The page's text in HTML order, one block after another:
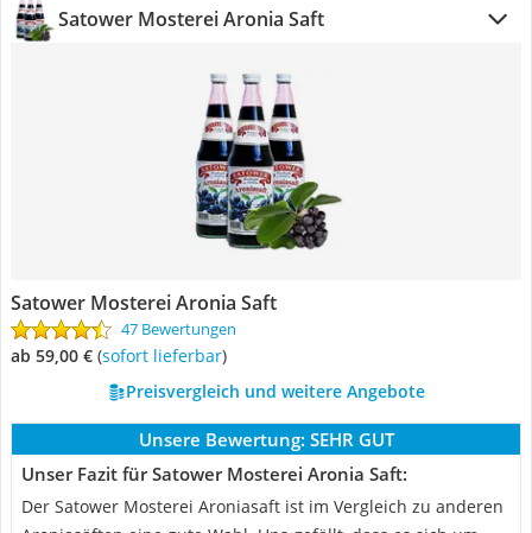
Satower Mosterei Aronia Saft
Satower Mosterei Aronia Saft
47 Bewertungen
ab 59,00 € ( Sofort lieferbar)
Preisvergleich und weitere Angebote
Unsere Bewertung: SEHR GUT
Unser Fazit für Satower Mosterei Aronia Saft:
Der Satower Mosterei Aroniasaft ist im Vergleich zu anderen